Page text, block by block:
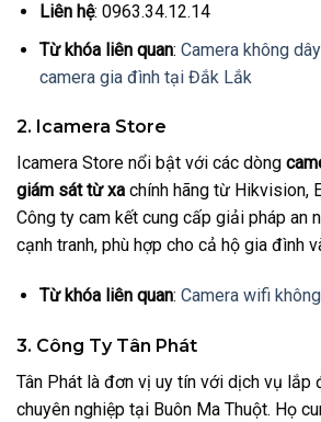
Liên hệ: 0963.34.12.14
Từ khóa liên quan: Camera không
camera gia đình tại Đắk Lắk
2. Icamera Store
Icamera Store nổi bật với các dòng
giám sát từ xa chính hãng từ Hikvision,
Công ty cam kết cung cấp giải pháp an
cạnh tranh, phù hợp cho cả hộ gia đình
Từ khóa liên quan: Camera wifi
3. Công Ty Tân Phát
Tân Phát là đơn vị uy tín với dịch vụ lắp
chuyên nghiệp tại Buôn Ma Thuột. Họ